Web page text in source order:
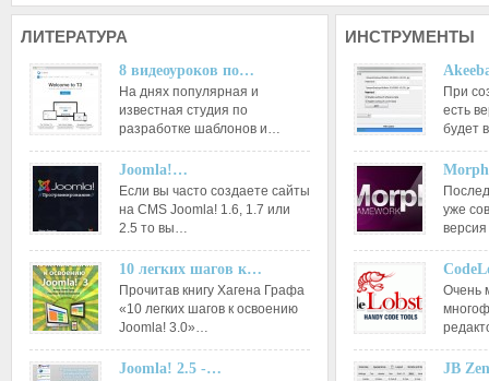
ЛИТЕРАТУРА
8 видеоуроков по…
На днях популярная и
известная студия по
разработке шаблонов и…
Joomla!…
Если вы часто создаете сайты
на CMS Joomla! 1.6, 1.7 или
2.5 то вы…
10 легких шагов к…
Прочитав книгу Хагена Графа
«10 легких шагов к освоению
Joomla! 3.0»…
Joomla! 2.5 -…
ИНСТРУМЕНТЫ
При
есть
будет
уже
Очень
JB